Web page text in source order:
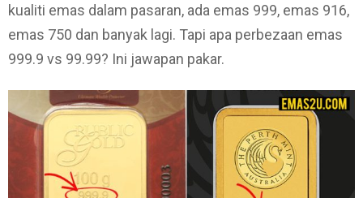
kualiti emas dalam pasaran, ada emas 999, emas 916,
emas 750 dan banyak lagi. Tapi apa perbezaan emas
999.9 vs 99.99? Ini jawapan pakar.